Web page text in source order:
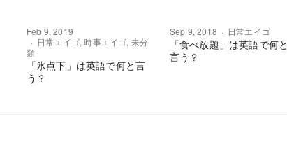
Feb 9, 2019
日常エイゴ,時事エイゴ, 未分
類
「氷点下」は英語で何と言
う？
Sep 9, 2018 日常エイゴ
「食べ放題」は英語で何と
言う？